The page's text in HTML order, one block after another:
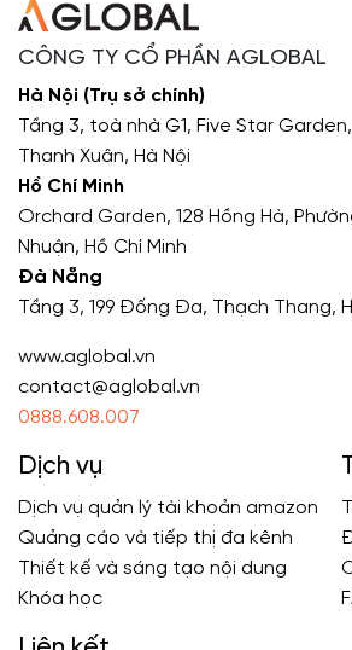
CÔNG TY CỔ PHẦN AGLOBAL
Hà Nội (Trụ sở chính)
Tầng 3, toà nhà G1, Five Star
Thanh Xuân, Hà Nội
Hồ Chí Minh
Orchard Garden, 128 Hồng Hà,
Nhuận, Hồ Chí Minh
Đà Nẵng
Tầng 3, 199 Đống Đa, Thạch Thang,
www.aglobal.vn
contact@aglobal.vn
0888.608.007
Dịch vụ
Dịch vụ quản lý tài khoản amazon
Quảng cáo và tiếp thị đa kênh
Thiết kế và sáng tạo nội dung
Khóa học